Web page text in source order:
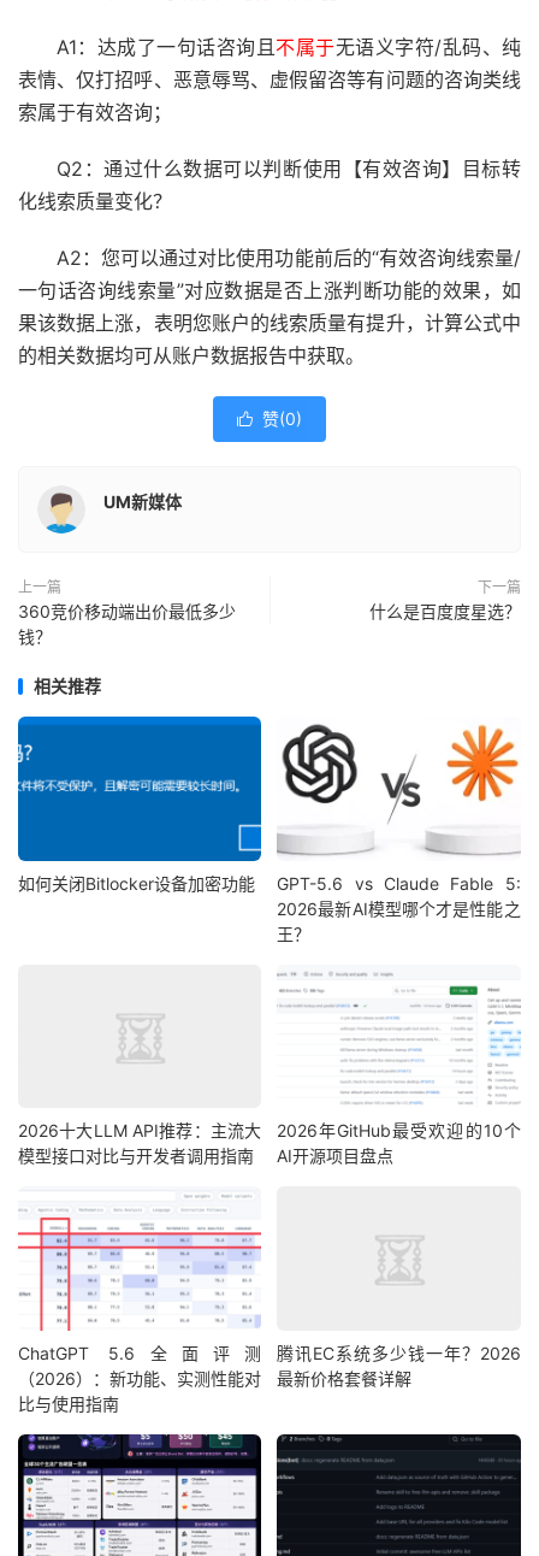
A1：达成了一句话咨询且不属于无语义字符/乱码、纯
表情、仅打招呼、恶意辱骂、虚假留咨等有问题的咨询类线
索属于有效咨询；
Q2：通过什么数据可以判断使用【有效咨询】目标转
化线索质量变化？
A2：您可以通过对比使用功能前后的“有效咨询线索量/
一句话咨询线索量”对应数据是否上涨判断功能的效果，如
果该数据上涨，表明您账户的线索质量有提升，计算公式中
的相关数据均可从账户数据报告中获取。
 赞(0)
UM新媒体
上一篇
360竞价移动端出价最低多少
钱？
下一篇
什么是百度度星选？
相关推荐
如何关闭Bitlocker设备加密功能
GPT-5.6 vs Claude Fable 5:
2026最新AI模型哪个才是性能之
王？
2026十大LLM API推荐：主流大
模型接口对比与开发者调用指南
2026年GitHub最受欢迎的10个
AI开源项目盘点
ChatGPT 5.6全面评测
（2026）：新功能、实测性能对
比与使用指南
腾讯EC系统多少钱一年？2026
最新价格套餐详解